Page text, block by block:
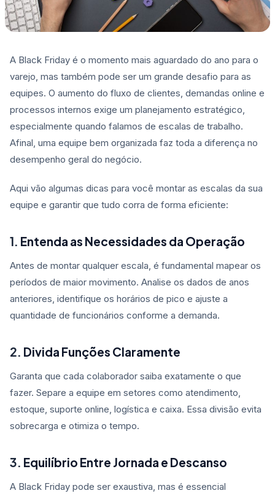
A Black Friday é o momento mais aguardado do ano para o
varejo, mas também pode ser um grande desafio para as
equipes. O aumento do fluxo de clientes, demandas online e
processos internos exige um planejamento estratégico,
especialmente quando falamos de escalas de trabalho.
Afinal, uma equipe bem organizada faz toda a diferença no
desempenho geral do negócio.
Aqui vão algumas dicas para você montar as escalas da sua
equipe e garantir que tudo corra de forma eficiente:
1. Entenda as Necessidades da Operação
Antes de montar qualquer escala, é fundamental mapear os
períodos de maior movimento. Analise os dados de anos
anteriores, identifique os horários de pico e ajuste a
quantidade de funcionários conforme a demanda.
2. Divida Funções Claramente
Garanta que cada colaborador saiba exatamente o que
fazer. Separe a equipe em setores como atendimento,
estoque, suporte online, logística e caixa. Essa divisão evita
sobrecarga e otimiza o tempo.
3. Equilíbrio Entre Jornada e Descanso
A Black Friday pode ser exaustiva, mas é essencial